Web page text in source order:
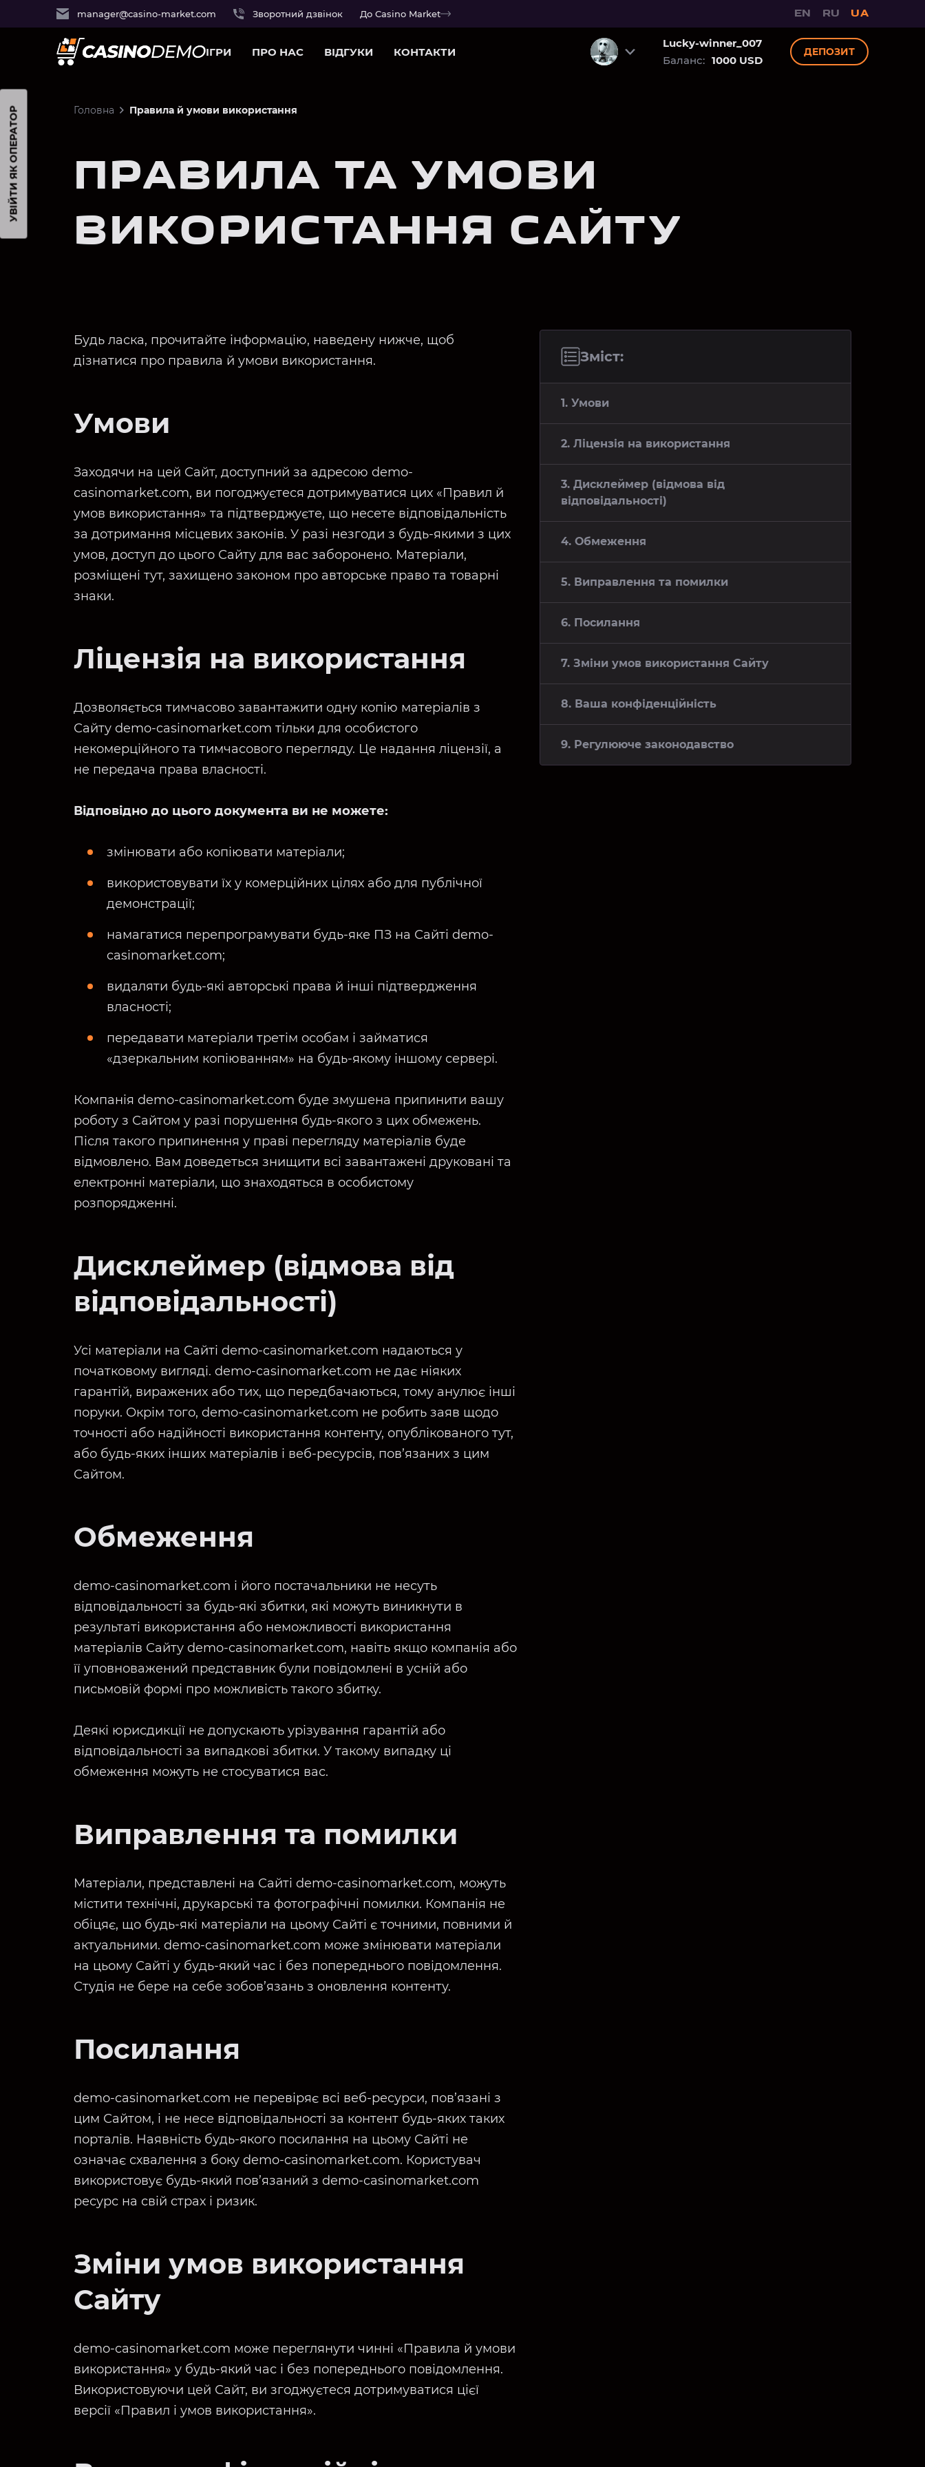
manager@casino-market.com Зворотний дзвінок До Casino Market EN RU UA
ІГРИ ПРО НАС ВІДГУКИ КОНТАКТИ
Lucky-winner_007
Баланс: 1000 USD
ДЕПОЗИТ
Головна Правила й умови використання
ПРАВИЛА ТА УМОВИ
ВИКОРИСТАННЯ САЙТУ
Будь ласка, прочитайте інформацію, наведену нижче, щоб
дізнатися про правила й умови використання.
Умови
Заходячи на цей Сайт, доступний за адресою demo-
casinomarket.com, ви погоджуєтеся дотримуватися цих «Правил й
умов використання» та підтверджуєте, що несете відповідальність
за дотримання місцевих законів. У разі незгоди з будь-якими з цих
умов, доступ до цього Сайту для вас заборонено. Матеріали,
розміщені тут, захищено законом про авторське право та товарні
знаки.
Ліцензія на використання
Дозволяється тимчасово завантажити одну копію матеріалів з
Сайту demo-casinomarket.com тільки для особистого
некомерційного та тимчасового перегляду. Це надання ліцензії, а
не передача права власності.
Відповідно до цього документа ви не можете:
змінювати або копіювати матеріали;
використовувати їх у комерційних цілях або для публічної
демонстрації;
намагатися перепрограмувати будь-яке ПЗ на Сайті demo-
casinomarket.com;
видаляти будь-які авторські права й інші підтвердження
власності;
передавати матеріали третім особам і займатися
«дзеркальним копіюванням» на будь-якому іншому сервері.
Компанія demo-casinomarket.com буде змушена припинити вашу
роботу з Сайтом у разі порушення будь-якого з цих обмежень.
Після такого припинення у праві перегляду матеріалів буде
відмовлено. Вам доведеться знищити всі завантажені друковані та
електронні матеріали, що знаходяться в особистому
розпорядженні.
Дисклеймер (відмова від
відповідальності)
Усі матеріали на Сайті demo-casinomarket.com надаються у
початковому вигляді. demo-casinomarket.com не дає ніяких
гарантій, виражених або тих, що передбачаються, тому анулює інші
поруки. Окрім того, demo-casinomarket.com не робить заяв щодо
точності або надійності використання контенту, опублікованого тут,
або будь-яких інших матеріалів і веб-ресурсів, пов’язаних з цим
Сайтом.
Обмеження
demo-casinomarket.com і його постачальники не несуть
відповідальності за будь-які збитки, які можуть виникнути в
результаті використання або неможливості використання
матеріалів Сайту demo-casinomarket.com, навіть якщо компанія або
її уповноважений представник були повідомлені в усній або
письмовій формі про можливість такого збитку.
Деякі юрисдикції не допускають урізування гарантій або
відповідальності за випадкові збитки. У такому випадку ці
обмеження можуть не стосуватися вас.
Виправлення та помилки
Матеріали, представлені на Сайті demo-casinomarket.com, можуть
містити технічні, друкарські та фотографічні помилки. Компанія не
обіцяє, що будь-які матеріали на цьому Сайті є точними, повними й
актуальними. demo-casinomarket.com може змінювати матеріали
на цьому Сайті у будь-який час і без попереднього повідомлення.
Студія не бере на себе зобов’язань з оновлення контенту.
Посилання
demo-casinomarket.com не перевіряє всі веб-ресурси, пов’язані з
цим Сайтом, і не несе відповідальності за контент будь-яких таких
порталів. Наявність будь-якого посилання на цьому Сайті не
означає схвалення з боку demo-casinomarket.com. Користувач
використовує будь-який пов’язаний з demo-casinomarket.com
ресурс на свій страх і ризик.
Зміни умов використання
Сайту
demo-casinomarket.com може переглянути чинні «Правила й умови
використання» у будь-який час і без попереднього повідомлення.
Використовуючи цей Сайт, ви згоджуєтеся дотримуватися цієї
версії «Правил і умов використання».
Зміст:
1. Умови
2. Ліцензія на використання
3. Дисклеймер (відмова від
відповідальності)
4. Обмеження
5. Виправлення та помилки
6. Посилання
7. Зміни умов використання Сайту
8. Ваша конфіденційність
9. Регулююче законодавство
УВІЙТИ ЯК ОПЕРАТОР